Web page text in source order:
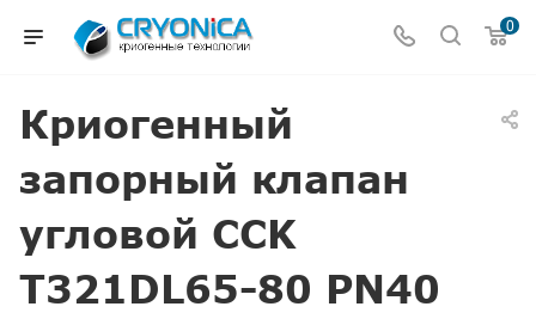
0
Криогенный
запорный клапан
угловой CCK
T321DL65-80 PN40